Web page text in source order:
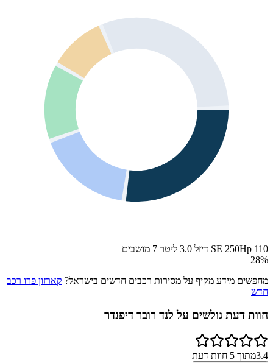
110 SE 250Hp דיזל 3.0 ליטר 7 מושבים
28%
מחפשים מידע מקיף על מסירות רכבים חדשים בישראל? קארזון פרו רכב
חדש
חוות דעת גולשים על לנד רובר דיפנדר
3.4מתוך 5 חוות דעת